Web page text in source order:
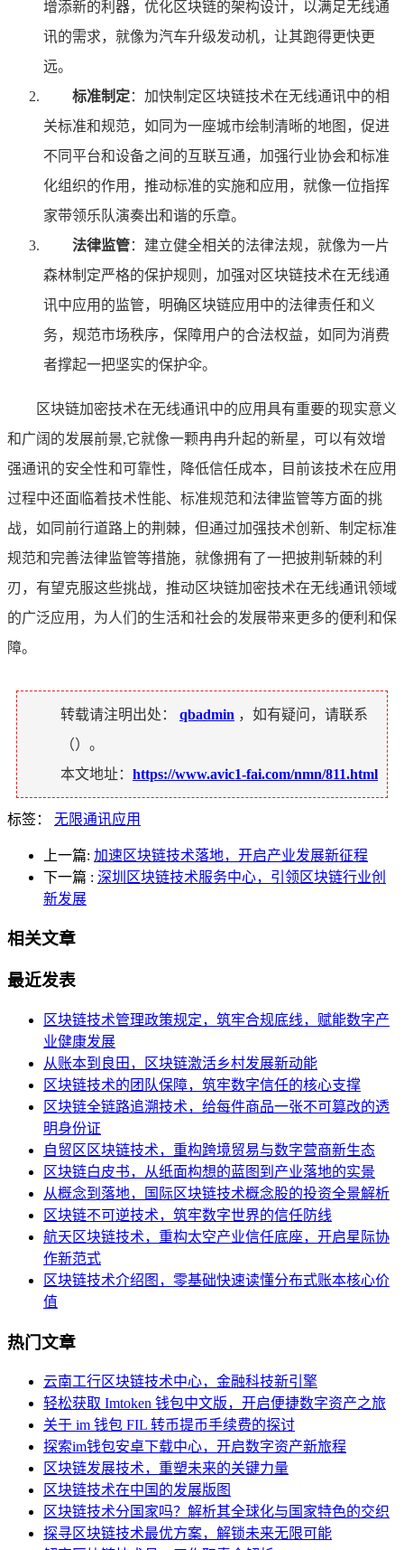
增添新的利器，优化区块链的架构设计，以满足无线通
讯的需求，就像为汽车升级发动机，让其跑得更快更
远。
标准制定：加快制定区块链技术在无线通讯中的相
关标准和规范，如同为一座城市绘制清晰的地图，促进
不同平台和设备之间的互联互通，加强行业协会和标准
化组织的作用，推动标准的实施和应用，就像一位指挥
家带领乐队演奏出和谐的乐章。
法律监管：建立健全相关的法律法规，就像为一片
森林制定严格的保护规则，加强对区块链技术在无线通
讯中应用的监管，明确区块链应用中的法律责任和义
务，规范市场秩序，保障用户的合法权益，如同为消费
者撑起一把坚实的保护伞。
区块链加密技术在无线通讯中的应用具有重要的现实意义
和广阔的发展前景,它就像一颗冉冉升起的新星，可以有效增
强通讯的安全性和可靠性，降低信任成本，目前该技术在应用
过程中还面临着技术性能、标准规范和法律监管等方面的挑
战，如同前行道路上的荆棘，但通过加强技术创新、制定标准
规范和完善法律监管等措施，就像拥有了一把披荆斩棘的利
刃，有望克服这些挑战，推动区块链加密技术在无线通讯领域
的广泛应用，为人们的生活和社会的发展带来更多的便利和保
障。
转载请注明出处： qbadmin ，如有疑问，请联系
（）。
本文地址： https://www.avic1-fai.com/nmn/811.html
标签： 无限通讯应用
上一篇: 加速区块链技术落地，开启产业发展新征程
下一篇 : 深圳区块链技术服务中心，引领区块链行业创
新发展
相关文章
最近发表
区块链技术管理政策规定，筑牢合规底线，赋能数字产
业健康发展
从账本到良田，区块链激活乡村发展新动能
区块链技术的团队保障，筑牢数字信任的核心支撑
区块链全链路追溯技术，给每件商品一张不可篡改的透
明身份证
自贸区区块链技术，重构跨境贸易与数字营商新生态
区块链白皮书，从纸面构想的蓝图到产业落地的实景
从概念到落地，国际区块链技术概念股的投资全景解析
区块链不可逆技术，筑牢数字世界的信任防线
航天区块链技术，重构太空产业信任底座，开启星际协
作新范式
区块链技术介绍图，零基础快速读懂分布式账本核心价
值
热门文章
云南工行区块链技术中心，金融科技新引擎
轻松获取 Imtoken 钱包中文版，开启便捷数字资产之旅
关于 im 钱包 FIL 转币提币手续费的探讨
探索im钱包安卓下载中心，开启数字资产新旅程
区块链发展技术，重塑未来的关键力量
区块链技术在中国的发展版图
区块链技术分国家吗？解析其全球化与国家特色的交织
探寻区块链技术最优方案，解锁未来无限可能